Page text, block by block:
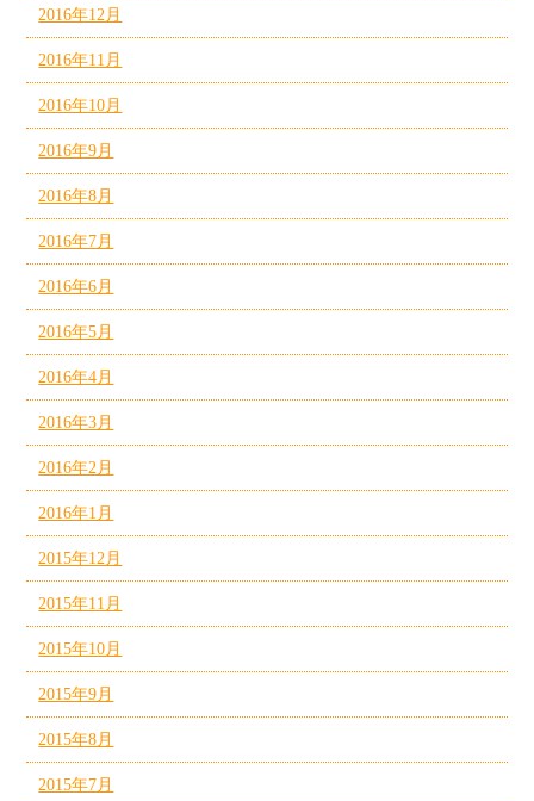
2016年12月
2016年11月
2016年10月
2016年9月
2016年8月
2016年7月
2016年6月
2016年5月
2016年4月
2016年3月
2016年2月
2016年1月
2015年12月
2015年11月
2015年10月
2015年9月
2015年8月
2015年7月